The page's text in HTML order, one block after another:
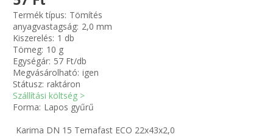
Zsinór Körszelvényű tömítőzsinórok
SIMÍTÓZÁRAS TASAK
Termék típus: Tömítés
anyagvastagság: 2,0 mm
Kiszerelés: 1 db
Tömeg: 10 g
Egységár: 57 Ft/db
Megvásárolható: igen
Státusz: raktáron
Szállítási költség >
Forma: Lapos gyűrű
Karima DN 15 Temafast ECO 22x43x2,0